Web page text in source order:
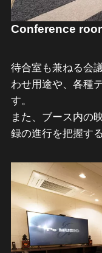
Conference
待合室も兼ねる会
わせ用途や、各種
す。
また、ブース内の
録の進行を把握す